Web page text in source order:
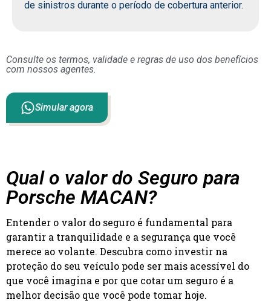
de sinistros durante o período de cobertura anterior.
Consulte os termos, validade e regras de uso dos benefícios
com nossos agentes.
Simular agora
Qual o valor do Seguro para
Porsche MACAN?
Entender o valor do seguro é fundamental para
garantir a tranquilidade e a segurança que você
merece ao volante. Descubra como investir na
proteção do seu veículo pode ser mais acessível do
que você imagina e por que cotar um seguro é a
melhor decisão que você pode tomar hoje.